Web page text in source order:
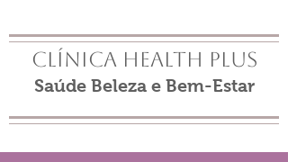
Clínica Health Plus
Saúde Beleza e Bem-Estar